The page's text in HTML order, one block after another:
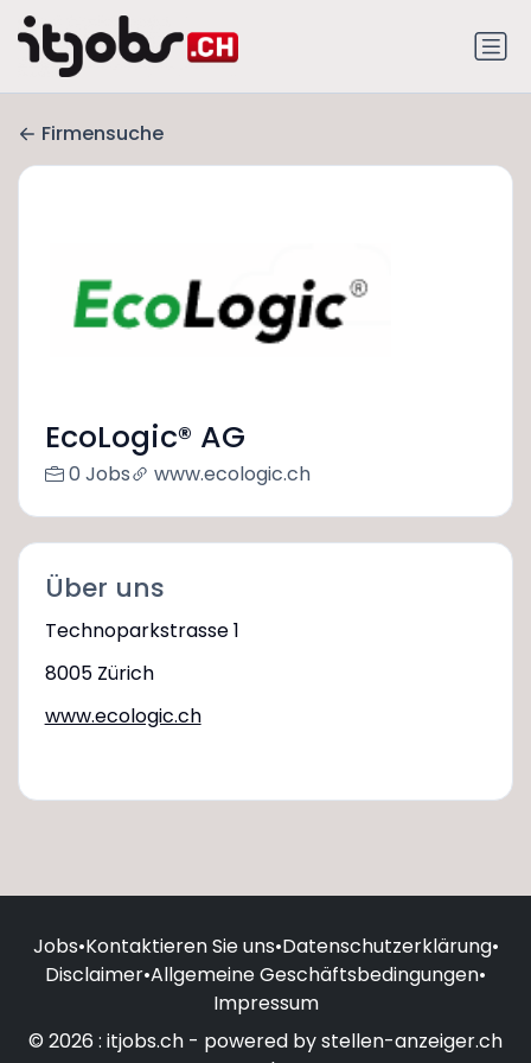
Firmensuche
EcoLogic® AG
0 Jobs www.ecologic.ch
Über uns
Technoparkstrasse 1
8005 Zürich
www.ecologic.ch
Jobs•Kontaktieren Sie uns•Datenschutzerklärung•
Disclaimer•Allgemeine Geschäftsbedingungen•
Impressum
© 2026 : itjobs.ch - powered by stellen-anzeiger.ch